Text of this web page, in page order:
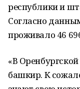
республики и
Согласно
проживало 46
«В
башкир. К